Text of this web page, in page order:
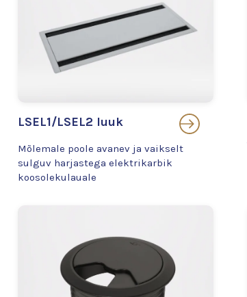
LSEL1/LSEL2 luuk
Mõlemale poole avanev ja vaikselt
sulguv harjastega elektrikarbik
koosolekulauale